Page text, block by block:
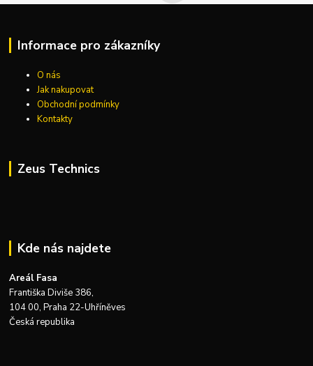
Informace pro zákazníky
O nás
Jak nakupovat
Obchodní podmínky
Kontakty
Zeus Technics
Kde nás najdete
Areál Fasa
Františka Diviše 386,
104 00, Praha 22-Uhříněves
Česká republika